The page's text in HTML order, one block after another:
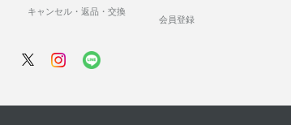
キャンセル・返品・交換
会員登録